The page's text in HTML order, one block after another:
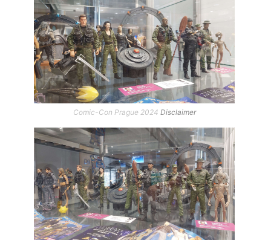
Comic-Con Prague 2024 Disclaimer